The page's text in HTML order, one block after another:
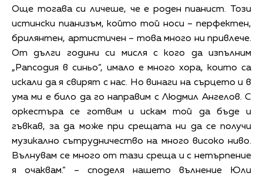
Още тогава си личеше, че е роден пианист. Този
истински пианизъм, който той носи – перфектен,
брилянтен, артистичен – това много ни привлече.
От дълги години си мисля с кого да изпълним
„Рапсодия в синьо“, имало е много хора, които са
искали да я свирят с нас. Но винаги на сърцето и в
ума ми е било да го направим с Людмил Ангелов. С
оркестъра се готвим и искам той да бъде и
гъвкав, за да може при срещата ни да се получи
музикално сътрудничество на много високо ниво.
Вълнувам се много от тази среща и с нетърпение
я очаквам.“ – споделя нашето вълнение Юли